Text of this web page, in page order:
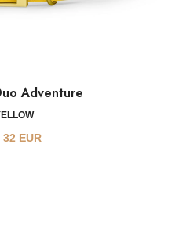
Adventure
32 EUR